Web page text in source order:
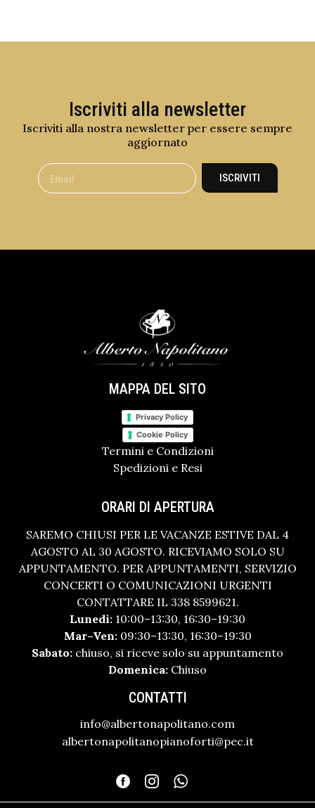
Iscriviti alla newsletter
Iscriviti alla nostra newsletter per essere sempre
aggiornato
ISCRIVITI
MAPPA DEL SITO
Privacy Policy
Cookie Policy
Termini e Condizioni
Spedizioni e Resi
ORARI DI APERTURA
SAREMO CHIUSI PER LE VACANZE ESTIVE DAL 4
AGOSTO AL 30 AGOSTO. RICEVIAMO SOLO SU
APPUNTAMENTO. PER APPUNTAMENTI, SERVIZIO
CONCERTI O COMUNICAZIONI URGENTI
CONTATTARE IL 338 8599621.
Lunedì: 10:00–13:30, 16:30–19:30
Mar–Ven:09:30–13:30, 16:30–19:30
Sabato: chiuso, si riceve solo su appuntamento
Domenica: Chiuso
CONTATTI
info@albertonapolitano.com
albertonapolitanopianoforti@pec.it